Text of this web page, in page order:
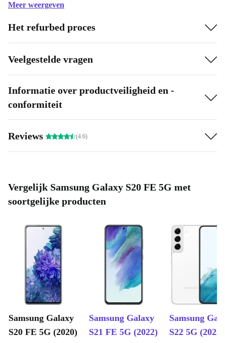
Meer weergeven
Het refurbed proces
Veelgestelde vragen
Informatie over productveiligheid en -
conformiteit
Reviews (4.6)
Vergelijk Samsung Galaxy S20 FE 5G met
soortgelijke producten
Samsung Galaxy
S20 FE 5G (2020)
Samsung Galaxy
S21 FE 5G (2022)
Samsung
S22 5G (2022)